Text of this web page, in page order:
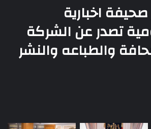
اخبارية
تصدر عن الشركة
والطباعه والنشر